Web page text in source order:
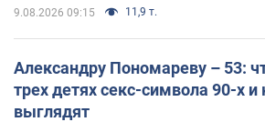
9.08.2026 09:15 11,9 т.
Александру Пономареву – 53:
трех детях секс-символа 90-х и
выглядят